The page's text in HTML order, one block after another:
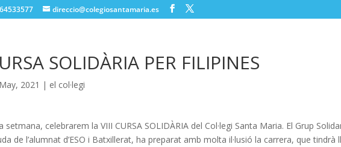
direccio@colegiosantamaria.es
SOLIDÀRIA PER FILIPINES
2021 | el col·legi
setmana, celebrarem la VIII CURSA SOLIDÀRIA del Col·legi Santa Maria. El Grup
de l’alumnat d’ESO i Batxillerat, ha preparat amb molta il·lusió la carrera, que tindrà